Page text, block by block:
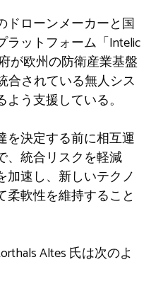
ドローンメーカーと国
ラットフォーム「Intelic
が欧州の防衛産業基盤
合されている無人シス
う支援している。
を決定する前に相互運
、統合リスクを軽減
加速し、新しいテクノ
柔軟性を維持すること
Altes 氏は次のよ